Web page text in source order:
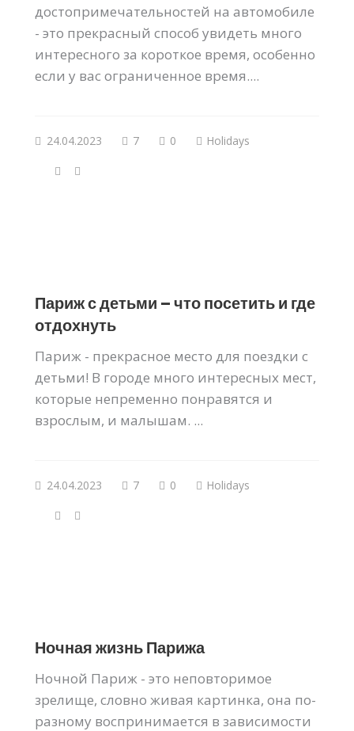
достопримечательностей на автомобиле
- это прекрасный способ увидеть много
интересного за короткое время, особенно
если у вас ограниченное время....
24.04.2023 7 0 Holidays
Париж с детьми – что посетить и где
отдохнуть
Париж - прекрасное место для поездки с
детьми! В городе много интересных мест,
которые непременно понравятся и
взрослым, и малышам. ...
24.04.2023 7 0 Holidays
Ночная жизнь Парижа
Ночной Париж - это неповторимое
зрелище, словно живая картинка, она по-
разному воспринимается в зависимости